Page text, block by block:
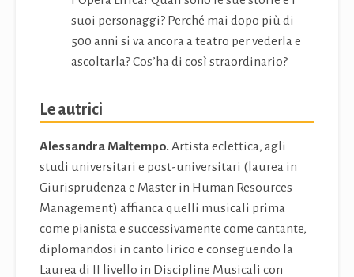
suoi personaggi? Perché mai dopo più di
500 anni si va ancora a teatro per vederla e
ascoltarla? Cos’ha di così straordinario?
Le autrici
Alessandra Maltempo. Artista eclettica, agli
studi universitari e post-universitari (laurea in
Giurisprudenza e Master in Human Resources
Management) affianca quelli musicali prima
come pianista e successivamente come cantante,
diplomandosi in canto lirico e conseguendo la
Laurea di II livello in Discipline Musicali con